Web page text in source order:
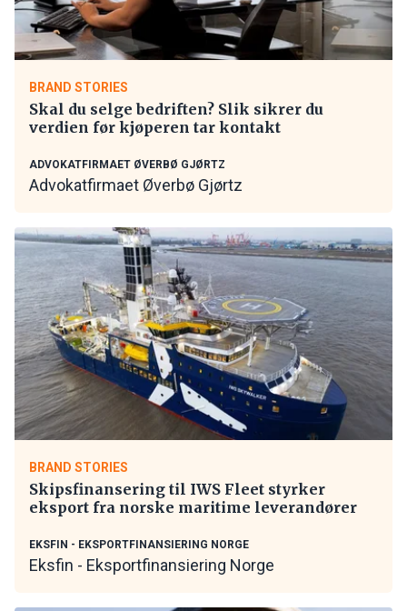
BRAND STORIES
Skal du selge bedriften? Slik sikrer du
verdien før kjøperen tar kontakt
ADVOKATFIRMAET ØVERBØ GJØRTZ
Advokatfirmaet Øverbø Gjørtz
BRAND STORIES
Skipsfinansering til IWS Fleet styrker
eksport fra norske maritime leverandører
EKSFIN - EKSPORTFINANSIERING NORGE
Eksfin - Eksportfinansiering Norge